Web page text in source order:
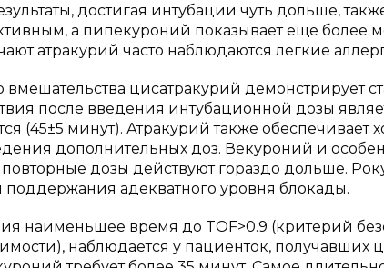
достигая интубации чуть дольше,
а пипекуроний показывает ещё более
атракурий часто наблюдаются легкие
вмешательства цисатракурий демонстрирует
после введения интубационной дозы
(45±5 минут). Атракурий также обеспечивает
дополнительных доз. Векуроний и
дозы действуют гораздо дольше.
адекватного уровня блокады.
наименьшее время до TOF>0.9 (критерий
наблюдается у пациенток, получавших